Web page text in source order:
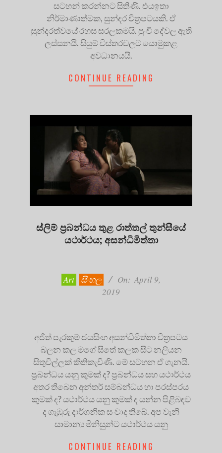
සටහන් කරන්නට සිතිණි. එයඉතා
නිර්මාණාත්මක, සුන්දර චිත්‍රපටයකි. ඒ
සුන්දරත්වයේ රහස සරලකමයි. පුංචි දේවල ඇති
ලස්සනයි. සියුම් විස්තරවලට යොමුකළ
අවධානයයි.
CONTINUE READING
ස්ලිම් ප්‍රබන්ධය තුළ රාත්තල් තුන්සීයේ
යථාර්ථය; අසන්ධිමිත්තා
Art සිංහල On: April 9,
2019
අජිත් පැරකුම් ජයසිංහ අසන්ධිමිත්තා චිත්‍රපටය
බලන කල මගේ සිතේ කලක සිට නලියන
සිතුවිල්ලක් කිතිකැවිණි. මේ සටහන ඒ ගැනයි.
ප්‍රබන්ධය යනු කුමක් ද? ප්‍රබන්ධය සහ යථාර්ථය
අතර තිබෙන අන්තර් සම්බන්ධය හා පරස්පරය
කුමක් ද? යථාර්ථය යනු කුමක් ද යන්න පිළිබඳව
ද ගැඹුරු දාර්ශනික සංවාද තිබේ. අප වැනි
සාමාන්‍ය මිනිසුන්ට යථාර්ථය යනු
CONTINUE READING